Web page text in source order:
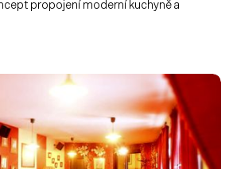
propojení moderní kuchyně a